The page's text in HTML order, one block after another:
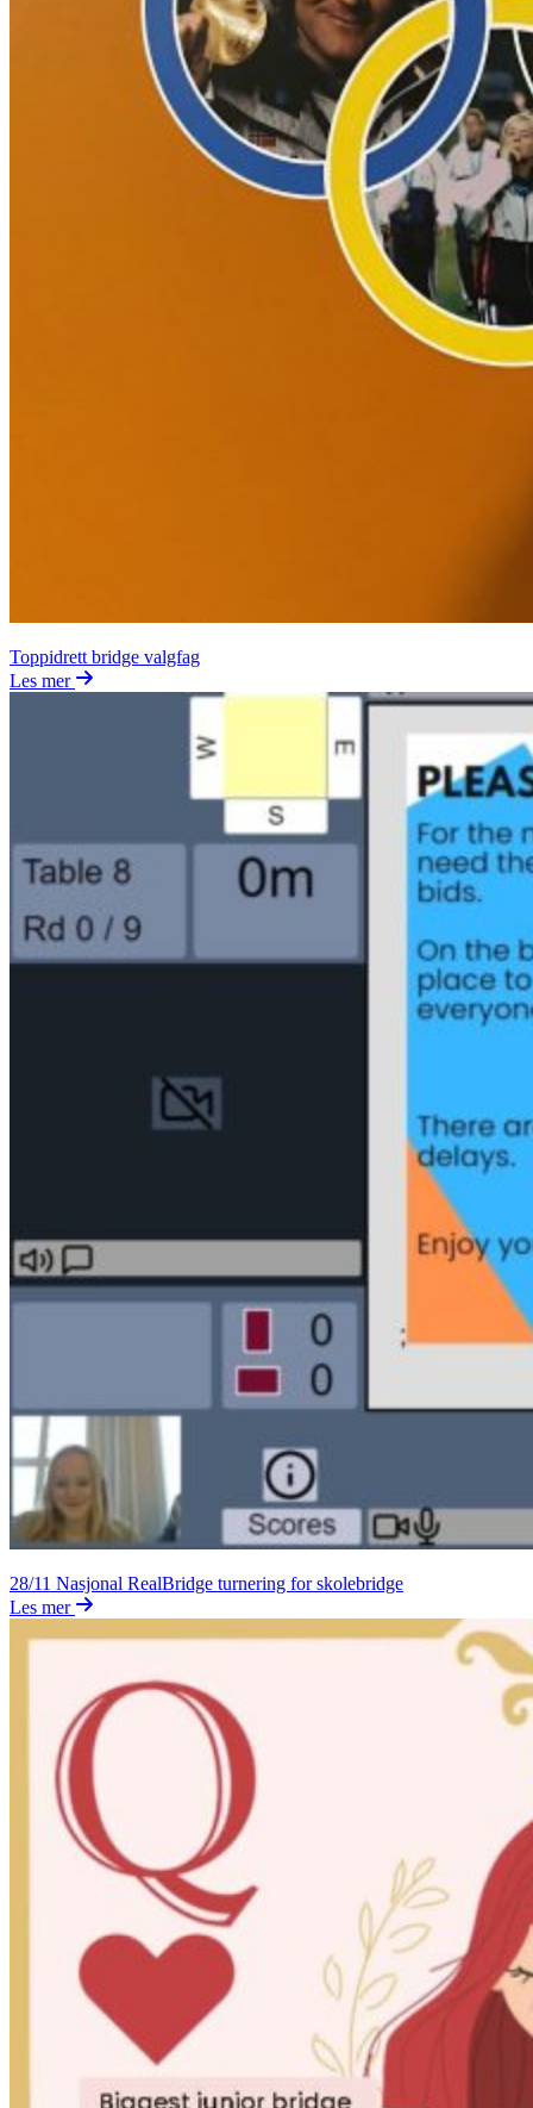
Toppidrett bridge valgfag
Les mer
28/11 Nasjonal RealBridge turnering for skolebridge
Les mer